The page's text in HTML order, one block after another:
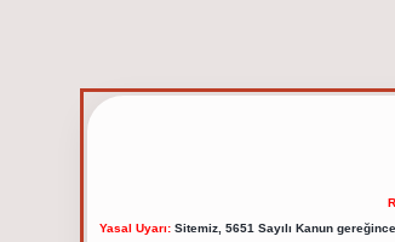
Yasal Uyarı:Sitemiz, 5651 Sayılı Kanun